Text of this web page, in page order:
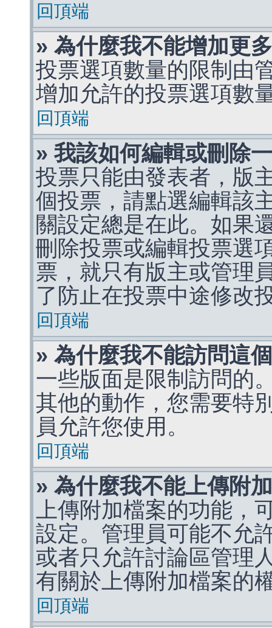
回頂端
» 為什麼我不能增加更
投票選項數量的限制由
增加允許的投票選項數
回頂端
» 我該如何編輯或刪除
投票只能由發表者，版
個投票，請點選編輯該
關設定總是在此。如果
刪除投票或編輯投票選
票，就只有版主或管理
了防止在投票中途修改
回頂端
» 為什麼我不能訪問這
一些版面是限制訪問的
其他的動作，您需要特
員允許您使用。
回頂端
» 為什麼我不能上傳附
上傳附加檔案的功能，
設定。管理員可能不允
或者只允許討論區管理
有關於上傳附加檔案的
回頂端